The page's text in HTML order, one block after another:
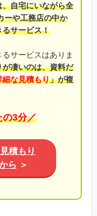
、自宅にいながら全
ーや工務店の中か
るサービス！
サービスはありま
凄いのは、資料だ
細な見積もり」が複
の3分／
積もり
ら ＞